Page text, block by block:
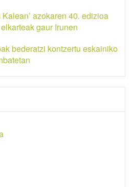
Kalean’ azokaren 40. edizioa
gaur Irunen
bederatzi kontzertu eskainiko